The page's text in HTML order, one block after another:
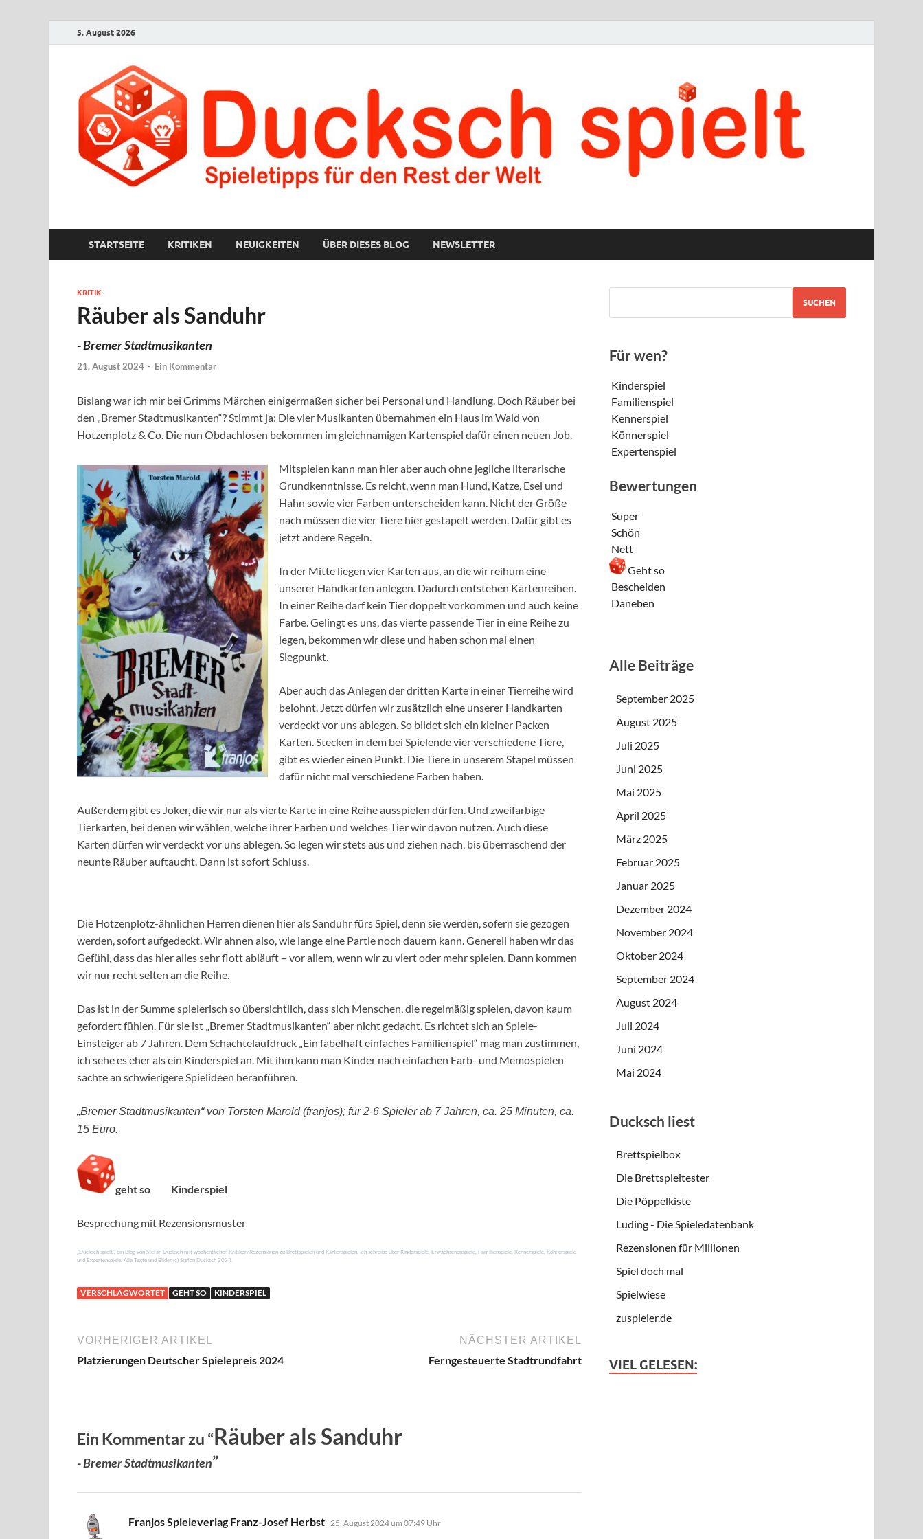
5. August 2026
Ducksch Spielt
STARTSEITE KRITIKEN NEUIGKEITEN ÜBER DIESES BLOG NEWSLETTER
KRITIK
Räuber als Sanduhr
-Bremer Stadtmusikanten
21. August 2024 - Ein Kommentar
Bislang war ich mir bei Grimms Märchen einigermaßen sicher bei Personal und Handlung. Doch Räuber bei
den „Bremer Stadtmusikanten“? Stimmt ja: Die vier Musikanten übernahmen ein Haus im Wald von
Hotzenplotz & Co. Die nun Obdachlosen bekommen im gleichnamigen Kartenspiel dafür einen neuen Job.
Mitspielen kann man hier aber auch ohne jegliche literarische
Grundkenntnisse. Es reicht, wenn man Hund, Katze, Esel und
Hahn sowie vier Farben unterscheiden kann. Nicht der Größe
nach müssen die vier Tiere hier gestapelt werden. Dafür gibt es
jetzt andere Regeln.
In der Mitte liegen vier Karten aus, an die wir reihum eine
unserer Handkarten anlegen. Dadurch entstehen Kartenreihen.
In einer Reihe darf kein Tier doppelt vorkommen und auch keine
Farbe. Gelingt es uns, das vierte passende Tier in eine Reihe zu
legen, bekommen wir diese und haben schon mal einen
Siegpunkt.
Aber auch das Anlegen der dritten Karte in einer Tierreihe wird
belohnt. Jetzt dürfen wir zusätzlich eine unserer Handkarten
verdeckt vor uns ablegen. So bildet sich ein kleiner Packen
Karten. Stecken in dem bei Spielende vier verschiedene Tiere,
gibt es wieder einen Punkt. Die Tiere in unserem Stapel müssen
dafür nicht mal verschiedene Farben haben.
Außerdem gibt es Joker, die wir nur als vierte Karte in eine Reihe ausspielen dürfen. Und zweifarbige
Tierkarten, bei denen wir wählen, welche ihrer Farben und welches Tier wir davon nutzen. Auch diese
Karten dürfen wir verdeckt vor uns ablegen. So legen wir stets aus und ziehen nach, bis überraschend der
neunte Räuber auftaucht. Dann ist sofort Schluss.
Die Hotzenplotz-ähnlichen Herren dienen hier als Sanduhr fürs Spiel, denn sie werden, sofern sie gezogen
werden, sofort aufgedeckt. Wir ahnen also, wie lange eine Partie noch dauern kann. Generell haben wir das
Gefühl, dass das hier alles sehr flott abläuft – vor allem, wenn wir zu viert oder mehr spielen. Dann kommen
wir nur recht selten an die Reihe.
Das ist in der Summe spielerisch so übersichtlich, dass sich Menschen, die regelmäßig spielen, davon kaum
gefordert fühlen. Für sie ist „Bremer Stadtmusikanten“ aber nicht gedacht. Es richtet sich an Spiele-
Einsteiger ab 7 Jahren. Dem Schachtelaufdruck „Ein fabelhaft einfaches Familienspiel“ mag man zustimmen,
ich sehe es eher als ein Kinderspiel an. Mit ihm kann man Kinder nach einfachen Farb- und Memospielen
sachte an schwierigere Spielideen heranführen.
„Bremer Stadtmusikanten“ von Torsten Marold (franjos); für 2-6 Spieler ab 7 Jahren, ca. 25 Minuten, ca.
15 Euro.
geht so Kinderspiel
Besprechung mit Rezensionsmuster
„Ducksch spielt“, ein Blog von Stefan Ducksch mit wöchentlichen Kritiken/Rezensionen zu Brettspielen und Kartenspielen. Ich schreibe über Kinderspiele, Erwachsenenspiele, Familienspiele, Kennerspiele, Könnerspiele
und Expertenspiele. Alle Texte und Bilder (c) Stefan Ducksch 2024.
VERSCHLAGWORTET GEHT SO KINDERSPIEL
VORHERIGER ARTIKEL
Platzierungen Deutscher Spielepreis 2024
NÄCHSTER ARTIKEL
Ferngesteuerte Stadtrundfahrt
Ein Kommentar zu “Räuber als Sanduhr
-Bremer Stadtmusikanten”
Franjos Spieleverlag Franz-Josef Herbst sagt:
25. August 2024 um 07:49 Uhr
SUCHEN
Für wen?
Kinderspiel
Familienspiel
Kennerspiel
Könnerspiel
Expertenspiel
Bewertungen
Super
Schön
Nett
Geht so
Bescheiden
Daneben
Alle Beiträge
September 2025
August 2025
Juli 2025
Juni 2025
Mai 2025
April 2025
März 2025
Februar 2025
Januar 2025
Dezember 2024
November 2024
Oktober 2024
September 2024
August 2024
Juli 2024
Juni 2024
Mai 2024
Ducksch liest
Brettspielbox
Die Brettspieltester
Die Pöppelkiste
Luding - Die Spieledatenbank
Rezensionen für Millionen
Spiel doch mal
Spielwiese
zuspieler.de
VIEL GELESEN: